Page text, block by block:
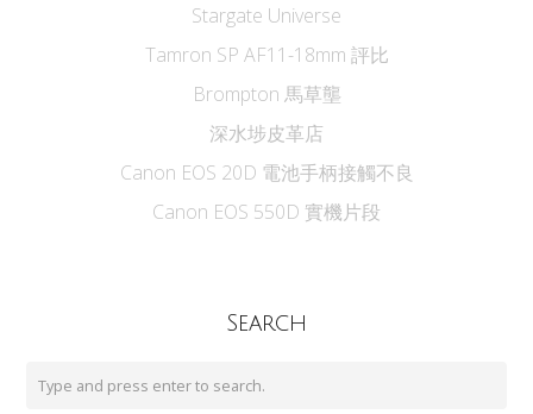
Stargate Universe
Tamron SP AF11-18mm 評比
Brompton 馬草壟
深水埗皮革店
Canon EOS 20D 電池手柄接觸不良
Canon EOS 550D 實機片段
Search